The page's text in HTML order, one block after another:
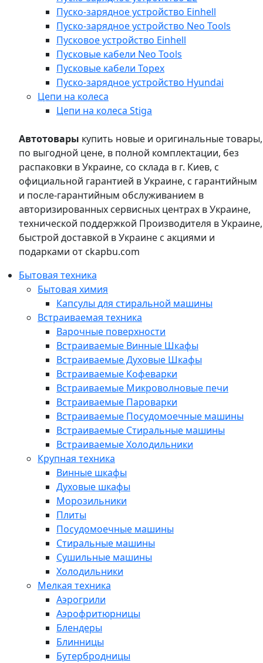
Пуско-зарядное устройство Einhell
Пуско-зарядное устройство Neo Tools
Пусковое устройство Einhell
Пусковые кабели Neo Tools
Пусковые кабели Topex
Пуско-зарядное устройство Hyundai
Цепи на колеса
Цепи на колеса Stiga
Автотовары купить новые и оригинальные товары,
по выгодной цене, в полной комплектации, без
распаковки в Украине, со склада в г. Киев, с
официальной гарантией в Украине, с гарантийным
и после-гарантийным обслуживанием в
авторизированных сервисных центрах в Украине,
технической поддержкой Производителя в Украине,
быстрой доставкой в Украине с акциями и
подарками от ckapbu.com
Бытовая техника
Бытовая химия
Капсулы для стиральной машины
Встраиваемая техника
Варочные поверхности
Встраиваемые Винные Шкафы
Встраиваемые Духовые Шкафы
Встраиваемые Кофеварки
Встраиваемые Микроволновые печи
Встраиваемые Пароварки
Встраиваемые Посудомоечные машины
Встраиваемые Стиральные машины
Встраиваемые Холодильники
Крупная техника
Винные шкафы
Духовые шкафы
Морозильники
Плиты
Посудомоечные машины
Стиральные машины
Сушильные машины
Холодильники
Мелкая техника
Аэрогрили
Аэрофритюрницы
Блендеры
Блинницы
Бутербродницы